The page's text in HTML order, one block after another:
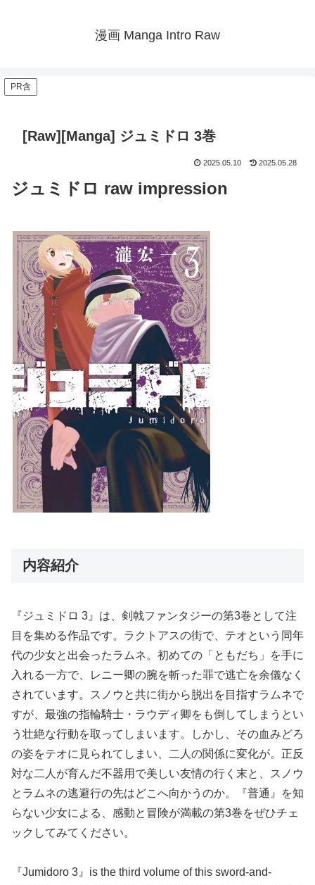
漫画 Manga Intro Raw
PR含
[Raw][Manga] ジュミドロ 3巻
2025.05.10 2025.05.28
ジュミドロ raw impression
内容紹介
『ジュミドロ 3』は、剣戟ファンタジーの第3巻として注
目を集める作品です。ラクトアスの街で、テオという同年
代の少女と出会ったラムネ。初めての「ともだち」を手に
入れる一方で、レニー卿の腕を斬った罪で逃亡を余儀なく
されています。スノウと共に街から脱出を目指すラムネで
すが、最強の指輪騎士・ラウディ卿をも倒してしまうとい
う壮絶な行動を取ってしまいます。しかし、その血みどろ
の姿をテオに見られてしまい、二人の関係に変化が。正反
対な二人が育んだ不器用で美しい友情の行く末と、スノウ
とラムネの逃避行の先はどこへ向かうのか。『普通』を知
らない少女による、感動と冒険が満載の第3巻をぜひチェ
ックしてみてください。
『Jumidoro 3』is the third volume of this sword-and-